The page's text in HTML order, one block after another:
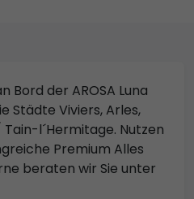
Bord der AROSA Luna
Städte Viviers, Arles,
l´Hermitage. Nutzen
Premium Alles
beraten wir Sie unter